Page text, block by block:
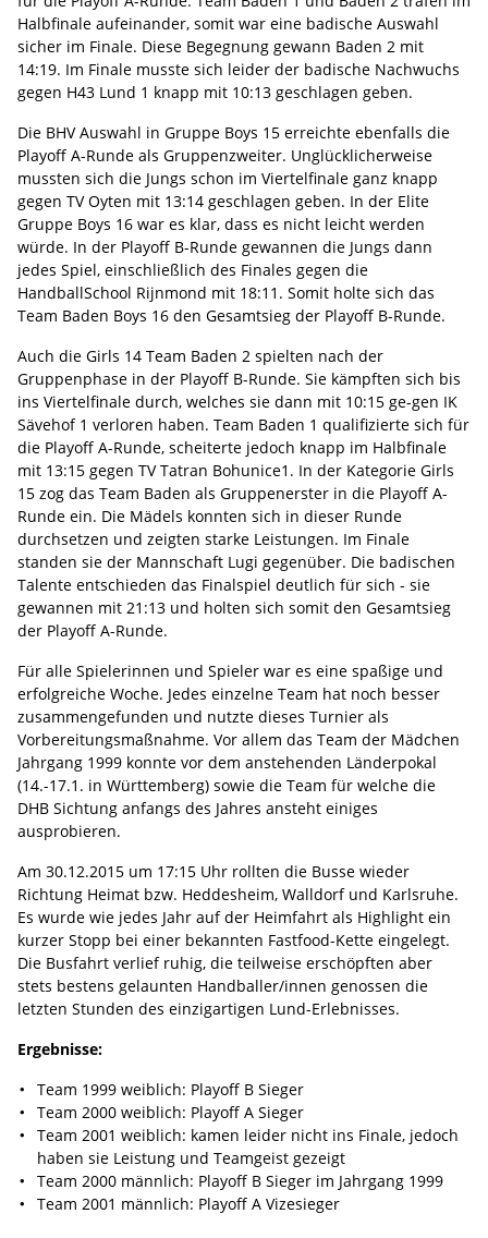
Halbfinale aufeinander, somit war eine badische Auswahl
sicher im Finale. Diese Begegnung gewann Baden 2 mit
14:19. Im Finale musste sich leider der badische Nachwuchs
gegen H43 Lund 1 knapp mit 10:13 geschlagen geben.
Die BHV Auswahl in Gruppe Boys 15 erreichte ebenfalls die
Playoff A-Runde als Gruppenzweiter. Unglücklicherweise
mussten sich die Jungs schon im Viertelfinale ganz knapp
gegen TV Oyten mit 13:14 geschlagen geben. In der Elite
Gruppe Boys 16 war es klar, dass es nicht leicht werden
würde. In der Playoff B-Runde gewannen die Jungs dann
jedes Spiel, einschließlich des Finales gegen die
HandballSchool Rijnmond mit 18:11. Somit holte sich das
Team Baden Boys 16 den Gesamtsieg der Playoff B-Runde.
Auch die Girls 14 Team Baden 2 spielten nach der
Gruppenphase in der Playoff B-Runde. Sie kämpften sich bis
ins Viertelfinale durch, welches sie dann mit 10:15 ge-gen IK
Sävehof 1 verloren haben. Team Baden 1 qualifizierte sich für
die Playoff A-Runde, scheiterte jedoch knapp im Halbfinale
mit 13:15 gegen TV Tatran Bohunice1. In der Kategorie Girls
15 zog das Team Baden als Gruppenerster in die Playoff A-
Runde ein. Die Mädels konnten sich in dieser Runde
durchsetzen und zeigten starke Leistungen. Im Finale
standen sie der Mannschaft Lugi gegenüber. Die badischen
Talente entschieden das Finalspiel deutlich für sich - sie
gewannen mit 21:13 und holten sich somit den Gesamtsieg
der Playoff A-Runde.
Für alle Spielerinnen und Spieler war es eine spaßige und
erfolgreiche Woche. Jedes einzelne Team hat noch besser
zusammengefunden und nutzte dieses Turnier als
Vorbereitungsmaßnahme. Vor allem das Team der Mädchen
Jahrgang 1999 konnte vor dem anstehenden Länderpokal
(14.-17.1. in Württemberg) sowie die Team für welche die
DHB Sichtung anfangs des Jahres ansteht einiges
ausprobieren.
Am 30.12.2015 um 17:15 Uhr rollten die Busse wieder
Richtung Heimat bzw. Heddesheim, Walldorf und Karlsruhe.
Es wurde wie jedes Jahr auf der Heimfahrt als Highlight ein
kurzer Stopp bei einer bekannten Fastfood-Kette eingelegt.
Die Busfahrt verlief ruhig, die teilweise erschöpften aber
stets bestens gelaunten Handballer/innen genossen die
letzten Stunden des einzigartigen Lund-Erlebnisses.
Ergebnisse:
Team 1999 weiblich: Playoff B Sieger
Team 2000 weiblich: Playoff A Sieger
Team 2001 weiblich: kamen leider nicht ins Finale, jedoch
haben sie Leistung und Teamgeist gezeigt
Team 2000 männlich: Playoff B Sieger im Jahrgang 1999
Team 2001 männlich: Playoff A Vizesieger